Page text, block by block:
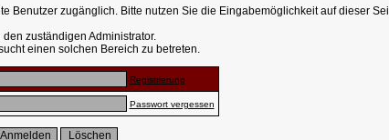
zugänglich. Bitte nutzen Sie die Eingabemöglichkeit auf dieser
zuständigen Administrator.
einen solchen Bereich zu betreten.
Registrierung
Passwort vergessen